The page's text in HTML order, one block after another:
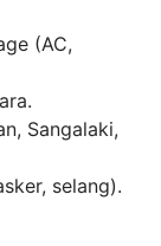
(AC,
Sangalaki,
selang).